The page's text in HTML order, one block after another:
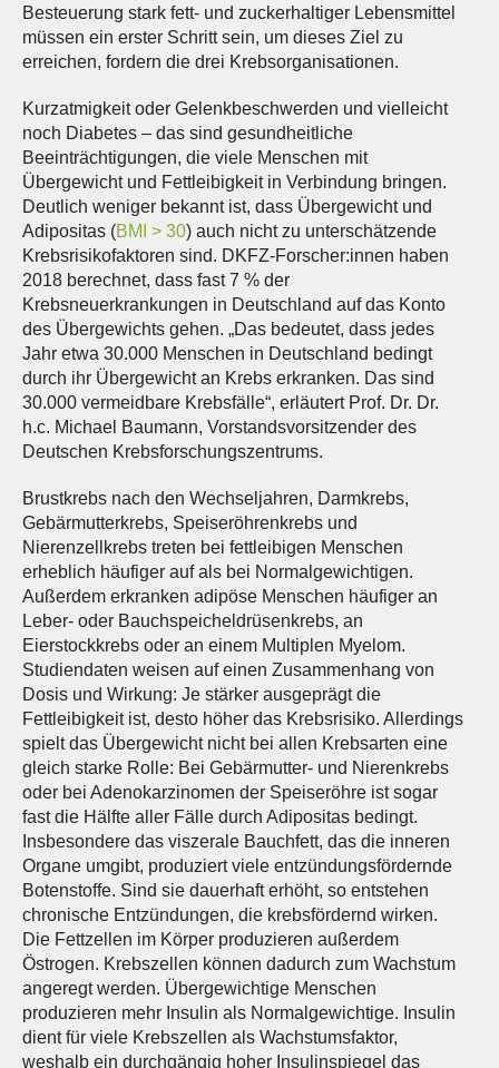
Besteuerung stark fett- und zuckerhaltiger Lebensmittel
müssen ein erster Schritt sein, um dieses Ziel zu
erreichen, fordern die drei Krebsorganisationen.
Kurzatmigkeit oder Gelenkbeschwerden und vielleicht
noch Diabetes – das sind gesundheitliche
Beeinträchtigungen, die viele Menschen mit
Übergewicht und Fettleibigkeit in Verbindung bringen.
Deutlich weniger bekannt ist, dass Übergewicht und
Adipositas (BMI > 30) auch nicht zu unterschätzende
Krebsrisikofaktoren sind. DKFZ-Forscher:innen haben
2018 berechnet, dass fast 7 % der
Krebsneuerkrankungen in Deutschland auf das Konto
des Übergewichts gehen. „Das bedeutet, dass jedes
Jahr etwa 30.000 Menschen in Deutschland bedingt
durch ihr Übergewicht an Krebs erkranken. Das sind
30.000 vermeidbare Krebsfälle“, erläutert Prof. Dr. Dr.
h.c. Michael Baumann, Vorstandsvorsitzender des
Deutschen Krebsforschungszentrums.
Brustkrebs nach den Wechseljahren, Darmkrebs,
Gebärmutterkrebs, Speiseröhrenkrebs und
Nierenzellkrebs treten bei fettleibigen Menschen
erheblich häufiger auf als bei Normalgewichtigen.
Außerdem erkranken adipöse Menschen häufiger an
Leber- oder Bauchspeicheldrüsenkrebs, an
Eierstockkrebs oder an einem Multiplen Myelom.
Studiendaten weisen auf einen Zusammenhang von
Dosis und Wirkung: Je stärker ausgeprägt die
Fettleibigkeit ist, desto höher das Krebsrisiko. Allerdings
spielt das Übergewicht nicht bei allen Krebsarten eine
gleich starke Rolle: Bei Gebärmutter- und Nierenkrebs
oder bei Adenokarzinomen der Speiseröhre ist sogar
fast die Hälfte aller Fälle durch Adipositas bedingt.
Insbesondere das viszerale Bauchfett, das die inneren
Organe umgibt, produziert viele entzündungsfördernde
Botenstoffe. Sind sie dauerhaft erhöht, so entstehen
chronische Entzündungen, die krebsfördernd wirken.
Die Fettzellen im Körper produzieren außerdem
Östrogen. Krebszellen können dadurch zum Wachstum
angeregt werden. Übergewichtige Menschen
produzieren mehr Insulin als Normalgewichtige. Insulin
dient für viele Krebszellen als Wachstumsfaktor,
weshalb ein durchgängig hoher Insulinspiegel das